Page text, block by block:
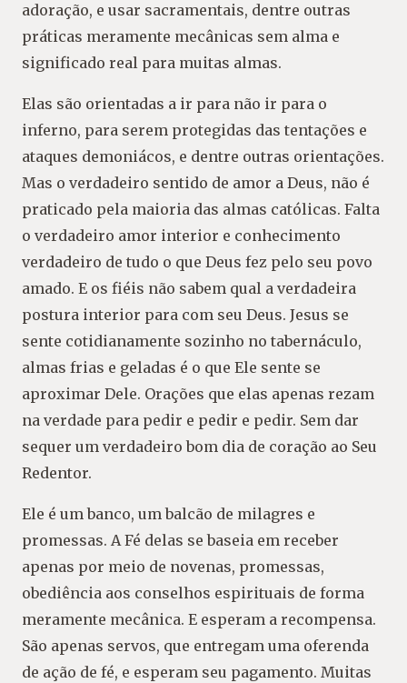
adoração, e usar sacramentais, dentre outras
práticas meramente mecânicas sem alma e
significado real para muitas almas.
Elas são orientadas a ir para não ir para o
inferno, para serem protegidas das tentações e
ataques demoniácos, e dentre outras orientações.
Mas o verdadeiro sentido de amor a Deus, não é
praticado pela maioria das almas católicas. Falta
o verdadeiro amor interior e conhecimento
verdadeiro de tudo o que Deus fez pelo seu povo
amado. E os fiéis não sabem qual a verdadeira
postura interior para com seu Deus. Jesus se
sente cotidianamente sozinho no tabernáculo,
almas frias e geladas é o que Ele sente se
aproximar Dele. Orações que elas apenas rezam
na verdade para pedir e pedir e pedir. Sem dar
sequer um verdadeiro bom dia de coração ao Seu
Redentor.
Ele é um banco, um balcão de milagres e
promessas. A Fé delas se baseia em receber
apenas por meio de novenas, promessas,
obediência aos conselhos espirituais de forma
meramente mecânica. E esperam a recompensa.
São apenas servos, que entregam uma oferenda
de ação de fé, e esperam seu pagamento. Muitas